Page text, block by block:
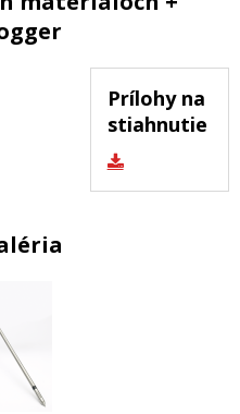
Prílohy na
stiahnutie